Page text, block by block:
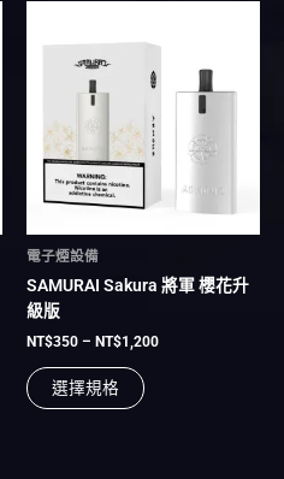
電子煙設備
SAMURAI Sakura 將軍 櫻花升
級版
NT$350 – NT$1,200
範
NT$350
選擇規格
有
多
種
款
可
在
品
面
擇